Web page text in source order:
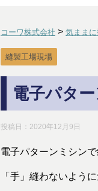
コーワ株式会社 > 気ままに
縫製工場現場
電子パタ
投稿日： 2020年12月9日
電子パターンミシンで
「手」縫わないよう